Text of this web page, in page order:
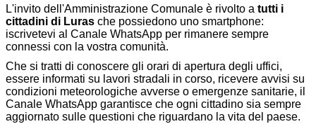
L'invito dell'Amministrazione Comunale è rivolto a tutti i
cittadini di Luras che possiedono uno smartphone:
iscrivetevi al Canale WhatsApp per rimanere sempre
connessi con la vostra comunità.
Che si tratti di conoscere gli orari di apertura degli uffici,
essere informati su lavori stradali in corso, ricevere avvisi su
condizioni meteorologiche avverse o emergenze sanitarie, il
Canale WhatsApp garantisce che ogni cittadino sia sempre
aggiornato sulle questioni che riguardano la vita del paese.